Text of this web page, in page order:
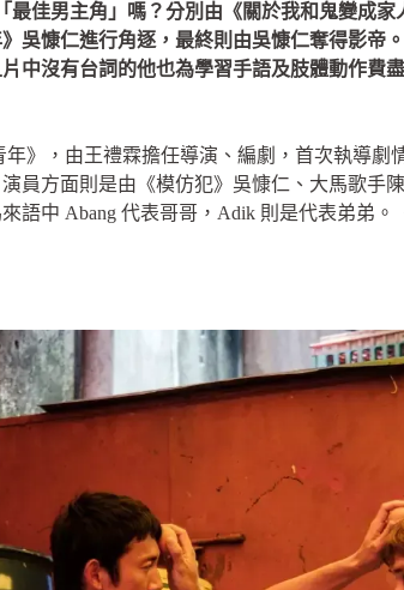
最佳男主角」嗎？分別由《關於我和鬼變成
吳慷仁進行角逐，最終則由吳慷仁奪得影帝
中沒有台詞的他也為學習手語及肢體動作費
》，由王禮霖擔任導演、編劇，首次執導
員方面則是由《模仿犯》吳慷仁、大馬歌手
語中 Abang 代表哥哥，Adik 則是代表弟弟